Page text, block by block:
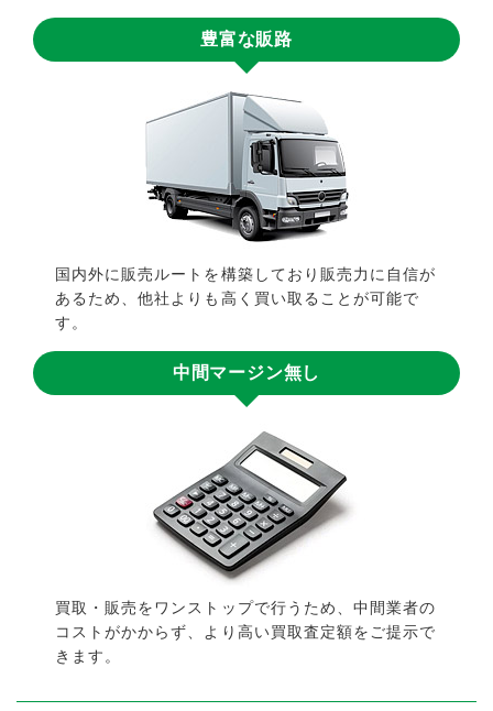
豊富な販路
国内外に販売ルートを構築しており販売力に自信が
あるため、他社よりも高く買い取ることが可能で
す。
中間マージン無し
買取・販売をワンストップで行うため、中間業者の
コストがかからず、より高い買取査定額をご提示で
きます。